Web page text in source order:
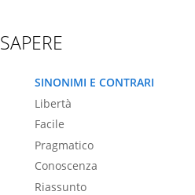
SAPERE
SINONIMI E CONTRARI
Libertà
Facile
Pragmatico
Conoscenza
Riassunto